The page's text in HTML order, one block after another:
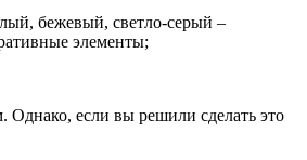
бежевый, светло-серый –
элементы;
Однако, если вы решили сделать это